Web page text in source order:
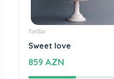
Tortlar
Sweet love
859 AZN